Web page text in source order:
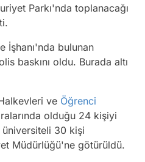
Parkı'nda toplanacağı
İşhanı'nda bulunan
baskını oldu. Burada altı
ve Öğrenci
olduğu 24 kişiyi
üniversiteli 30 kişi
Müdürlüğü'ne götürüldü.